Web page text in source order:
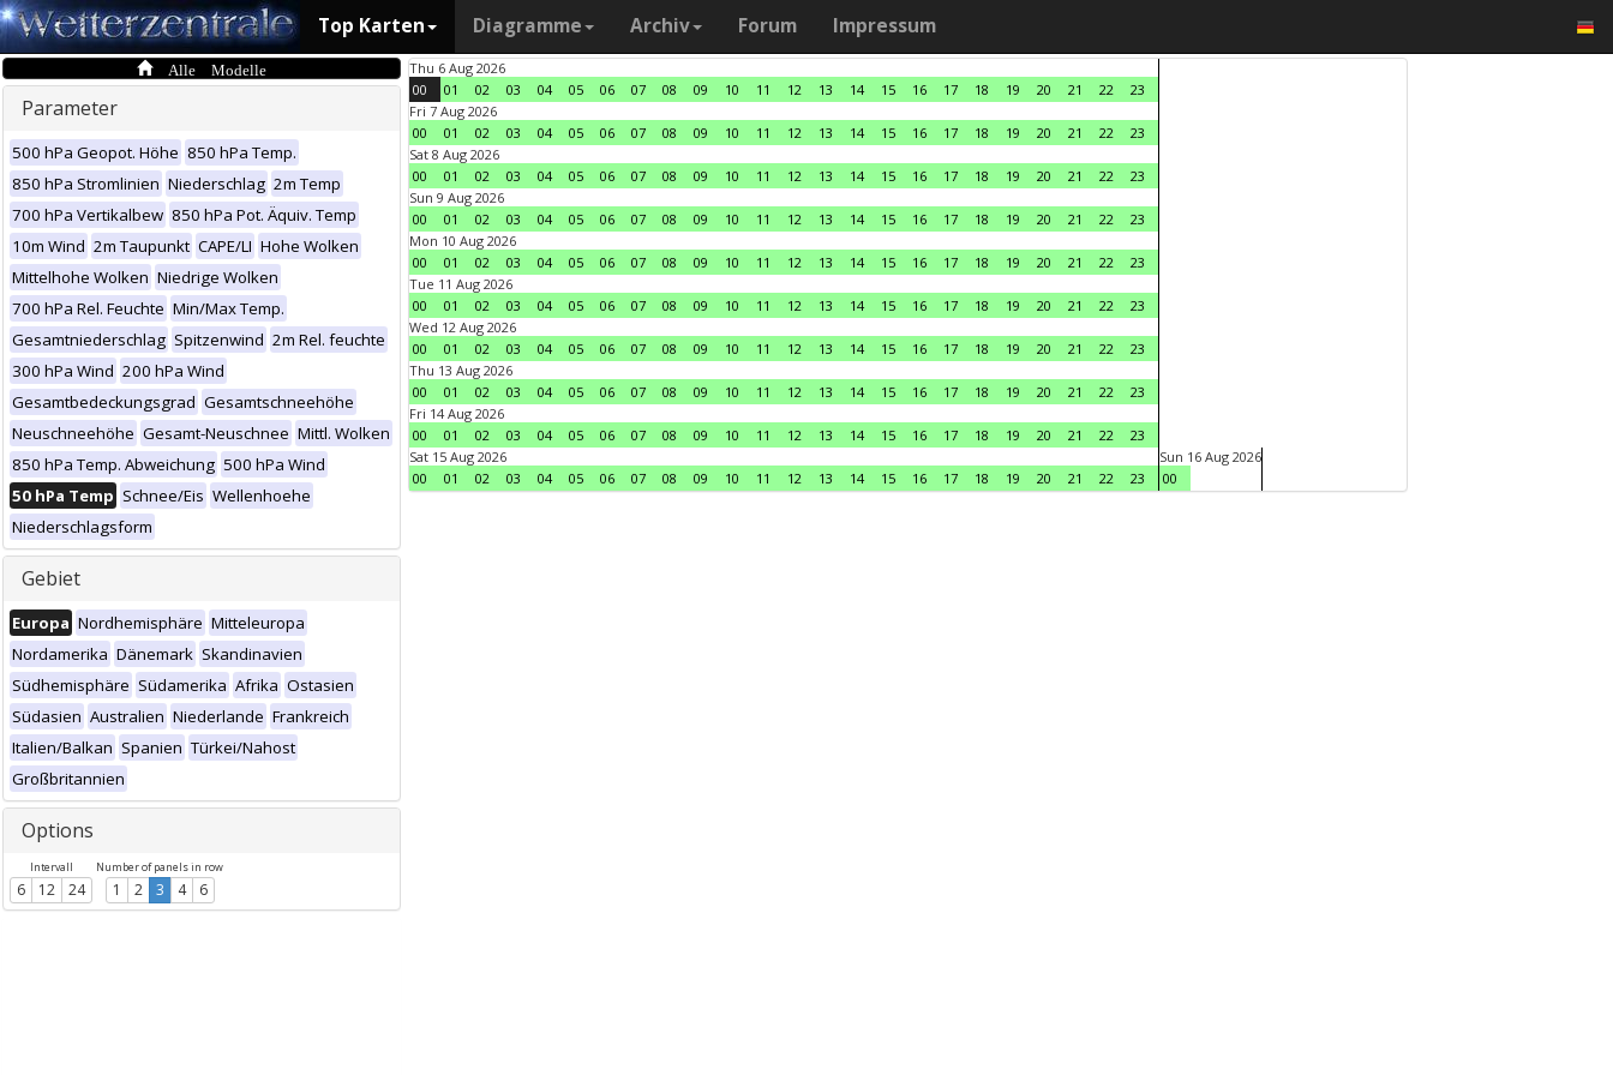
Top Karten Diagramme Archiv Forum Impressum
Alle Modelle
Parameter
500 hPa Geopot. Höhe 850 hPa Temp.
850 hPa Stromlinien Niederschlag 2m Temp
700 hPa Vertikalbew 850 hPa Pot. Äquiv. Temp
10m Wind 2m Taupunkt CAPE/LI Hohe Wolken
Mittelhohe Wolken Niedrige Wolken
700 hPa Rel. Feuchte Min/Max Temp.
Gesamtniederschlag Spitzenwind 2m Rel. feuchte
300 hPa Wind 200 hPa Wind
Gesamtbedeckungsgrad Gesamtschneehöhe
Neuschneehöhe Gesamt-Neuschnee Mittl. Wolken
850 hPa Temp. Abweichung 500 hPa Wind
50 hPa Temp Schnee/Eis Wellenhoehe
Niederschlagsform
Gebiet
Europa Nordhemisphäre Mitteleuropa
Nordamerika Dänemark Skandinavien
Südhemisphäre Südamerika Afrika Ostasien
Südasien Australien Niederlande Frankreich
Italien/Balkan Spanien Türkei/Nahost
Großbritannien
Options
Intervall
6 12 24
Number of panels in row
1 2 3 4 6
Thu 6 Aug 2026
00
01 02 03 04 05 06 07 08 09 10 11 12 13 14 15 16 17 18 19 20 21 22
23
Fri 7 Aug 2026
00
01 02 03 04 05 06 07 08 09 10 11 12 13 14 15 16 17 18 19 20 21 22
23
Sat 8 Aug 2026
00
01 02 03 04 05 06 07 08 09 10 11 12 13 14 15 16 17 18 19 20 21 22
23
Sun 9 Aug 2026
00
01 02 03 04 05 06 07 08 09 10 11 12 13 14 15 16 17 18 19 20 21 22
23
Mon 10 Aug 2026
00
01 02 03 04 05 06 07 08 09 10 11 12 13 14 15 16 17 18 19 20 21 22
23
Tue 11 Aug 2026
00
01 02 03 04 05 06 07 08 09 10 11 12 13 14 15 16 17 18 19 20 21 22
23
Wed 12 Aug 2026
00
01 02 03 04 05 06 07 08 09 10 11 12 13 14 15 16 17 18 19 20 21 22
23
Thu 13 Aug 2026
00
01 02 03 04 05 06 07 08 09 10 11 12 13 14 15 16 17 18 19 20 21 22
23
Fri 14 Aug 2026
00
01 02 03 04 05 06 07 08 09 10 11 12 13 14 15 16 17 18 19 20 21 22
23
Sat 15 Aug 2026
00
01 02 03 04 05 06 07 08 09 10 11 12 13 14 15 16 17 18 19 20 21 22 23
Sun 16 Aug 2026
00